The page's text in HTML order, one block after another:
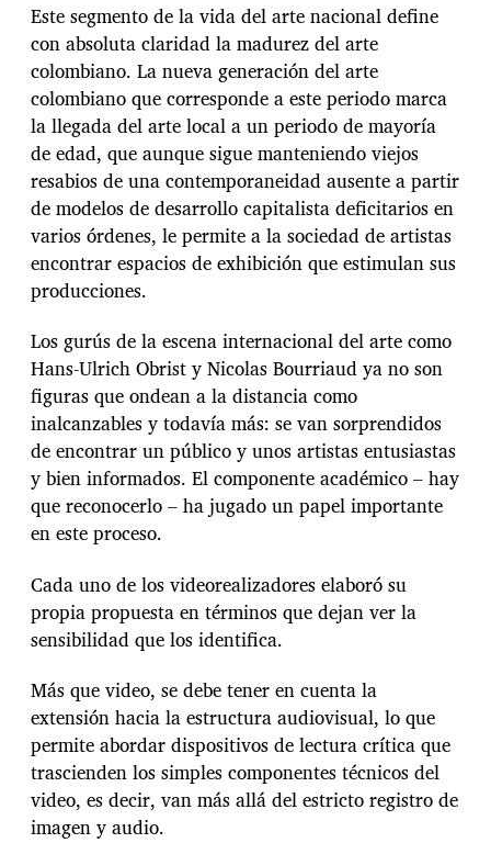
Este segmento de la vida del arte nacional define
con absoluta claridad la madurez del arte
colombiano. La nueva generación del arte
colombiano que corresponde a este periodo marca
la llegada del arte local a un periodo de mayoría
de edad, que aunque sigue manteniendo viejos
resabios de una contemporaneidad ausente a partir
de modelos de desarrollo capitalista deficitarios en
varios órdenes, le permite a la sociedad de artistas
encontrar espacios de exhibición que estimulan sus
producciones.
Los gurús de la escena internacional del arte como
Hans-Ulrich Obrist y Nicolas Bourriaud ya no son
figuras que ondean a la distancia como
inalcanzables y todavía más: se van sorprendidos
de encontrar un público y unos artistas entusiastas
y bien informados. El componente académico – hay
que reconocerlo – ha jugado un papel importante
en este proceso.
Cada uno de los videorealizadores elaboró su
propia propuesta en términos que dejan ver la
sensibilidad que los identifica.
Más que video, se debe tener en cuenta la
extensión hacia la estructura audiovisual, lo que
permite abordar dispositivos de lectura crítica que
trascienden los simples componentes técnicos del
video, es decir, van más allá del estricto registro de
imagen y audio.